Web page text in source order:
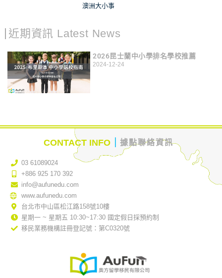
澳洲大小事
近期資訊 Latest News
2026昆士蘭中小學排名學校推薦
2024-12-24
CONTACT INFO 據點聯絡資訊
03 61089024
+886 925 170 392
info@aufunedu.com
www.aufunedu.com
台北市中山區松江路158號10樓
星期一 ~ 星期五 10:30~17:30 國定假日採預約制
移民業務機構註冊登記號：第C0320號